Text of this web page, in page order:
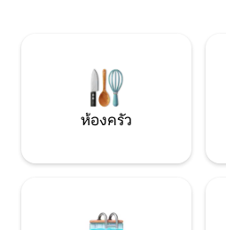
แบล็คด็อก, ดาร์กฟรอสต์ลอดจ์
ห้องครัว